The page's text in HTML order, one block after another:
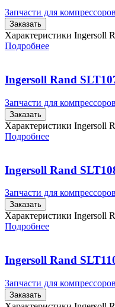
Запчасти для компрессоров
Заказать
Характеристики
Подробнее
Ingersoll Rand
Запчасти для компрессоров
Заказать
Характеристики
Подробнее
Ingersoll Rand
Запчасти для компрессоров
Заказать
Характеристики
Подробнее
Ingersoll Rand
Запчасти для компрессоров
Заказать